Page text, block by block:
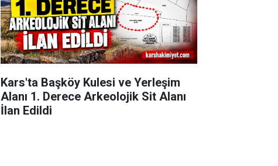
Kars'ta Başköy Kulesi ve Yerleşim
Alanı 1. Derece Arkeolojik Sit Alanı
İlan Edildi